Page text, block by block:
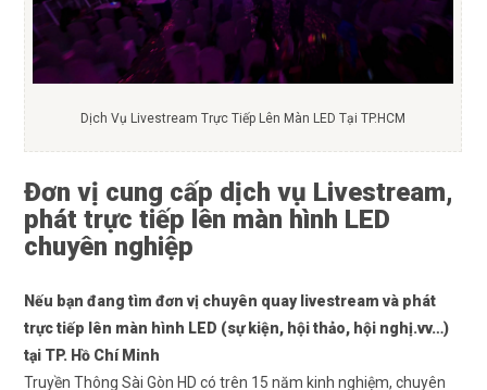
Dịch Vụ Livestream Trực Tiếp Lên Màn LED Tại TP.HCM
Đơn vị cung cấp dịch vụ Livestream,
phát trực tiếp lên màn hình LED
chuyên nghiệp
Nếu bạn đang tìmđơn vị chuyên quay livestream và phát
trực tiếp lên màn hình LED (sự kiện, hội thảo, hội nghị.vv…)
tại TP. Hồ Chí Minh
Truyền Thông Sài Gòn HD có trên 15 năm kinh nghiệm, chuyên